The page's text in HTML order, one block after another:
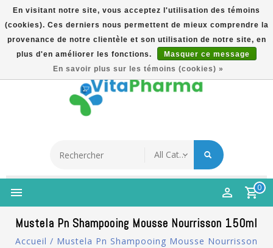
5% Korting Na Aanmelding Op Nieuwsbrief | Gratis
Verzending Vanaf €49 | Online Sinds 2007
Français
0
Mustela Pn Shampooing Mousse Nourrisson 150ml
Accueil / Mustela Pn Shampooing Mousse Nourrisson
En visitant notre site, vous acceptez l'utilisation des témoins
(cookies). Ces derniers nous permettent de mieux comprendre la
provenance de notre clientèle et son utilisation de notre site, en
plus d'en améliorer les fonctions.
Masquer ce message
En savoir plus sur les témoins (cookies) »